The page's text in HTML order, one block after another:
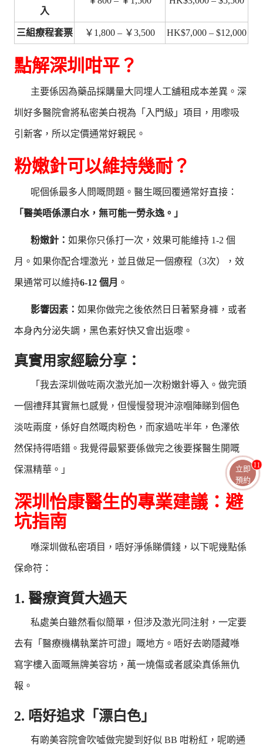
入
三組療程套票 ￥1,800 – ￥3,500 HK$7,000 – $12,000
點解深圳咁平？
主要係因為藥品採購量大同埋人工舖租成本差異。深
圳好多醫院會將私密美白視為「入門級」項目，用嚟吸
引新客，所以定價通常好親民。
粉嫩針可以維持幾耐？
呢個係最多人問嘅問題。醫生嘅回覆通常好直接：
「醫美唔係漂白水，無可能一勞永逸。」
粉嫩針：如果你只係打一次，效果可能維持 1-2 個
月。如果你配合埋激光，並且做足一個療程（3次），效
果通常可以維持6-12 個月 。
影響因素：如果你做完之後依然日日著緊身褲，或者
本身內分泌失調，黑色素好快又會出返嚟。
真實用家經驗分享：
「我去深圳做咗兩次激光加一次粉嫩針導入。做完頭
一個禮拜其實無乜感覺，但慢慢發現沖涼嗰陣睇到個色
淡咗兩度，係好自然嘅肉粉色，而家過咗半年，色澤依
然保持得唔錯。我覺得最緊要係做完之後要搽醫生開嘅
保濕精華。」
深圳怡康醫生的專業建議：避
坑指南
喺深圳做私密項目，唔好淨係睇價錢，以下呢幾點係
保命符：
1. 醫療資質大過天
私處美白雖然看似簡單，但涉及激光同注射，一定要
去有「醫療機構執業許可證」嘅地方。唔好去啲隱藏喺
寫字樓入面嘅無牌美容坊，萬一燒傷或者感染真係無仇
報。
2. 唔好追求「漂白色」
有啲美容院會吹噓做完變到好似 BB 咁粉紅，呢啲通
立即
預約
11